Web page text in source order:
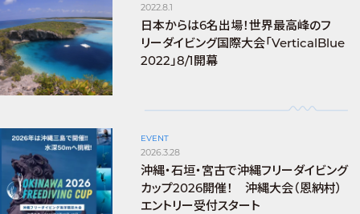
2022.8.1
日本からは6名出場！世界最高峰のフ
リーダイビング国際大会「VerticalBlue
2022」8/1開幕
EVENT
2026.3.28
沖縄・石垣・宮古で沖縄フリーダイビング
カップ2026開催！ 沖縄大会（恩納村）
エントリー受付スタート